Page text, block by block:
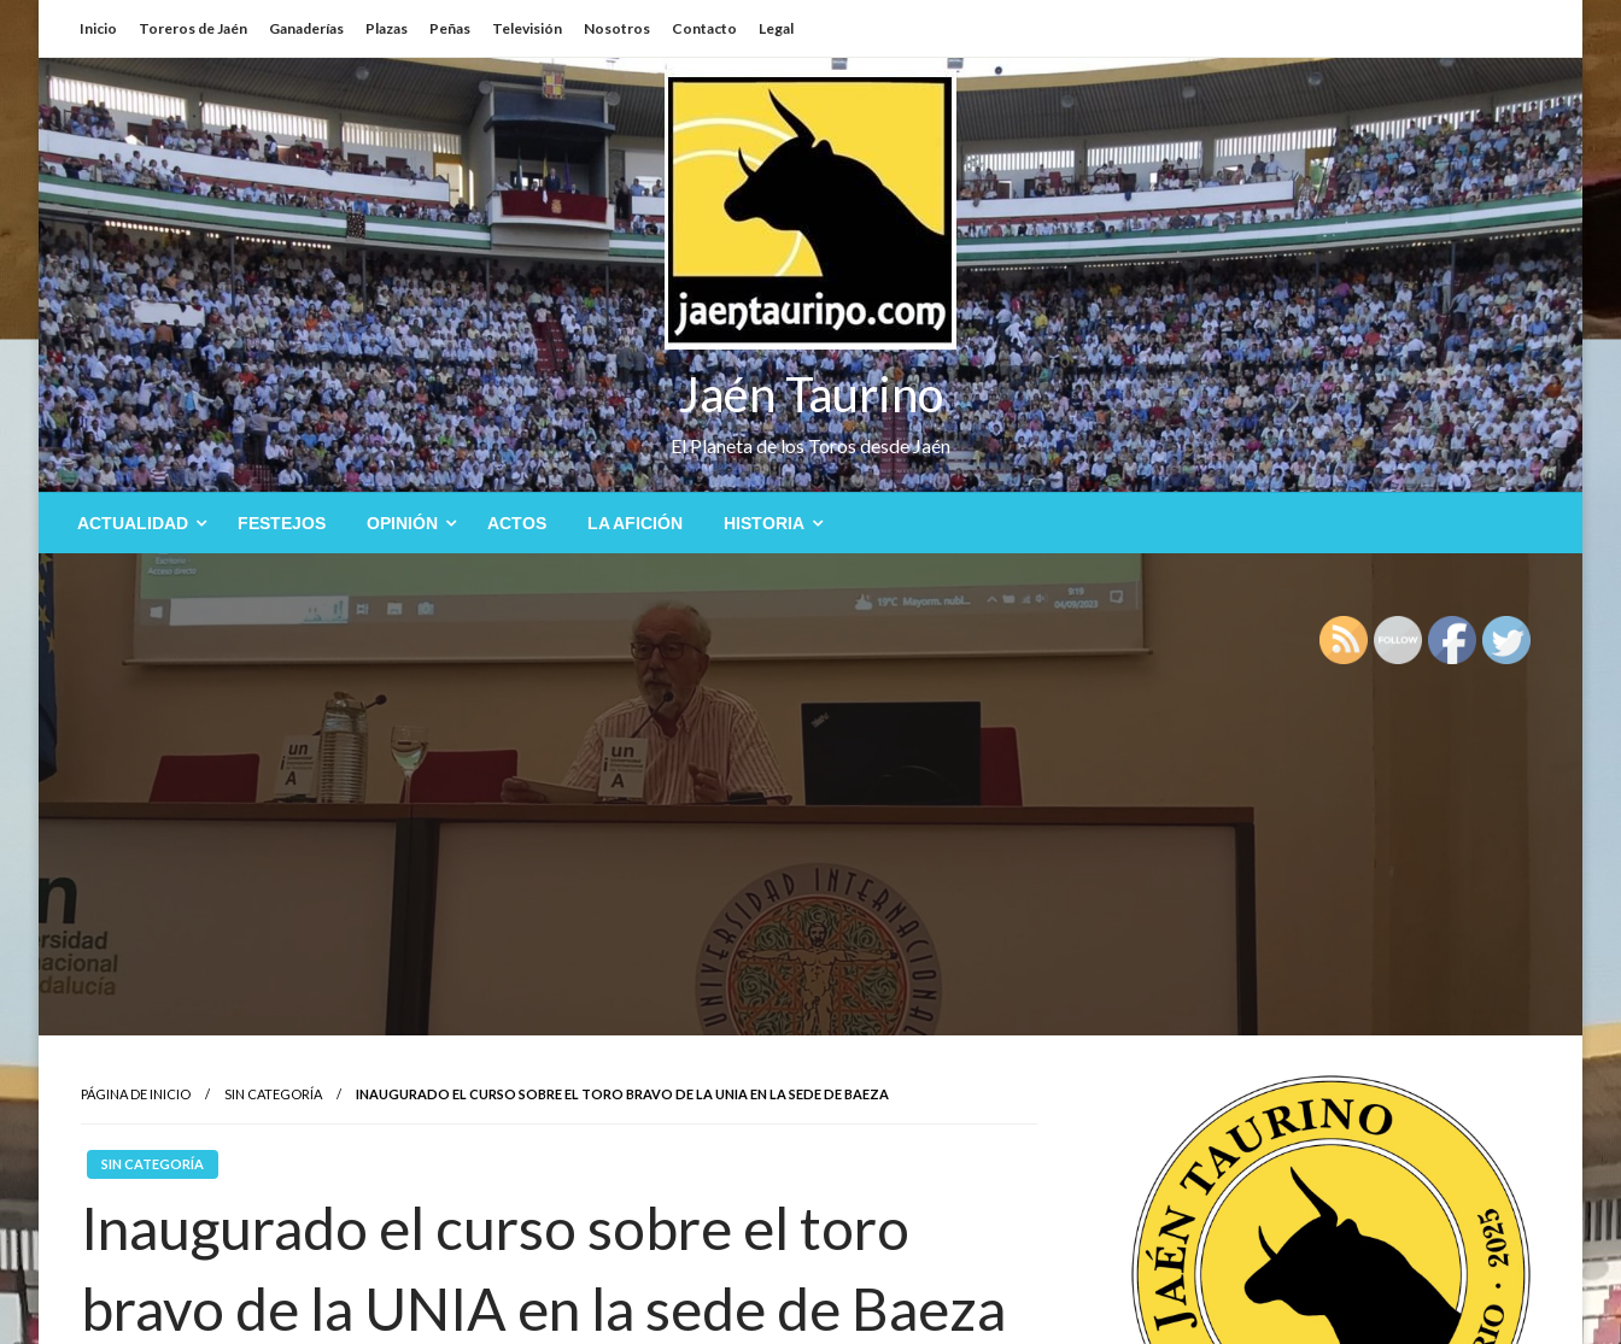
contenido
Inicio Toreros de Jaén Ganaderías Plazas Peñas Televisión Nosotros Contacto Legal
Jaén Taurino
El Planeta de los Toros desde Jaén
ACTUALIDAD FESTEJOS OPINIÓN ACTOS LA AFICIÓN HISTORIA
PÁGINA DE INICIO SIN CATEGORÍA INAUGURADO EL CURSO SOBRE EL TORO BRAVO DE LA UNIA EN LA SEDE DE BAEZA
SIN CATEGORÍA
Inaugurado el curso sobre el toro
bravo de la UNIA en la sede de Baeza